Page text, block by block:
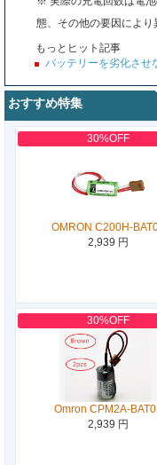
態、その他の要因により
もっとヒット記事
バッテリーを劣化させ
おすすめ特集
30%OFF
OMRON C200H-
2,939 円
30%OFF
Omron CPM2A-
2,939 円